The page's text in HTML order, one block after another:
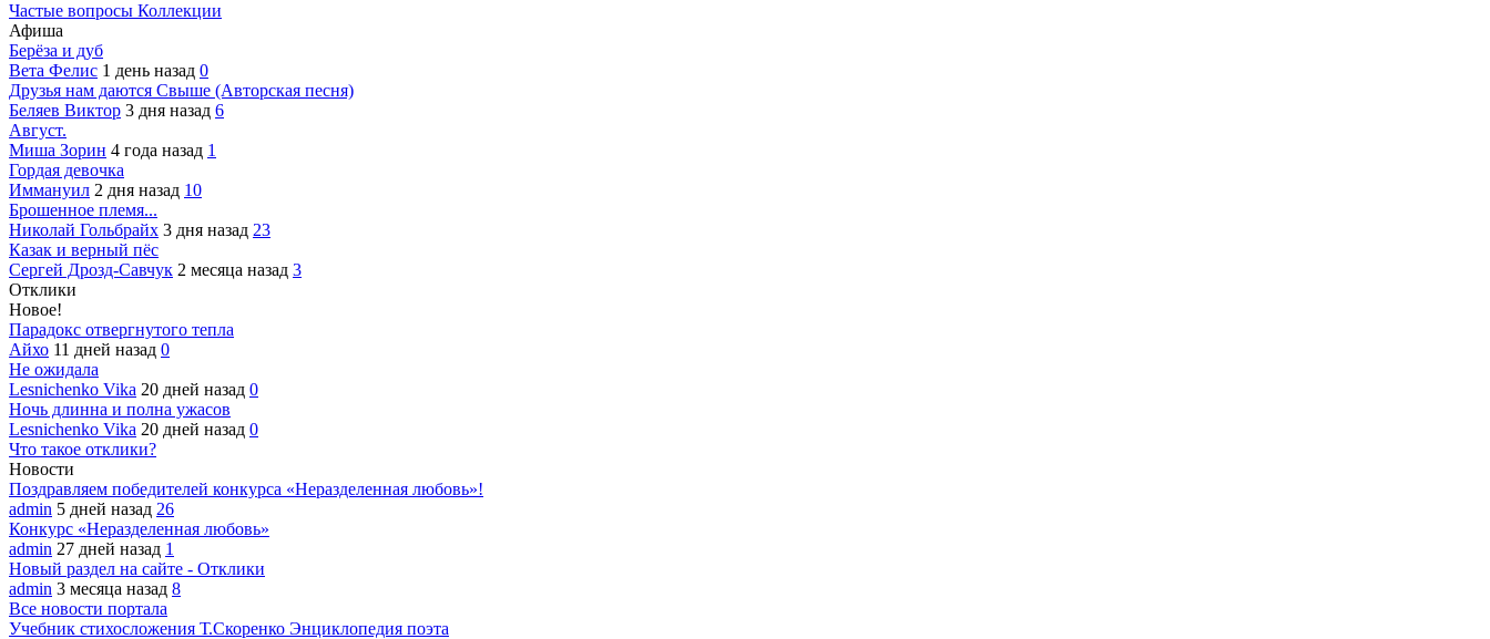
Частые вопросы Коллекции
Афиша
Берёза и дуб
Вета Фелис 1 день назад 0
Друзья нам даются Свыше (Авторская песня)
Беляев Виктор 3 дня назад 6
Август.
Миша Зорин 4 года назад 1
Гордая девочка
Иммануил 2 дня назад 10
Брошенное племя...
Николай Гольбрайх 3 дня назад 23
Казак и верный пёс
Сергей Дрозд-Савчук 2 месяца назад 3
Отклики
Новое!
Парадокс отвергнутого тепла
Айхо 11 дней назад 0
Не ожидала
Lesnichenko Vika 20 дней назад 0
Ночь длинна и полна ужасов
Lesnichenko Vika 20 дней назад 0
Что такое отклики?
Новости
Поздравляем победителей конкурса «Неразделенная любовь»!
admin 5 дней назад 26
Конкурс «Неразделенная любовь»
admin 27 дней назад 1
Новый раздел на сайте - Отклики
admin 3 месяца назад 8
Все новости портала
Учебник стихосложения Т.Скоренко Энциклопедия поэта